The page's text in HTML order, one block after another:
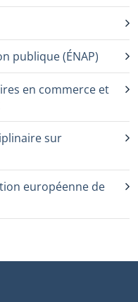
publique (ÉNAP)
en commerce et
sur
européenne de